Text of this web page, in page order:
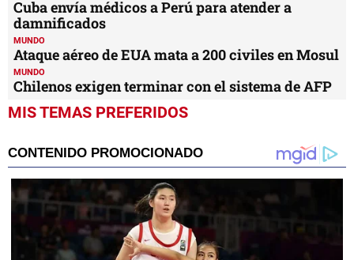
Cuba envía médicos a Perú para atender a
damnificados
MUNDO
Ataque aéreo de EUA mata a 200 civiles en Mosul
MUNDO
Chilenos exigen terminar con el sistema de AFP
MIS TEMAS PREFERIDOS